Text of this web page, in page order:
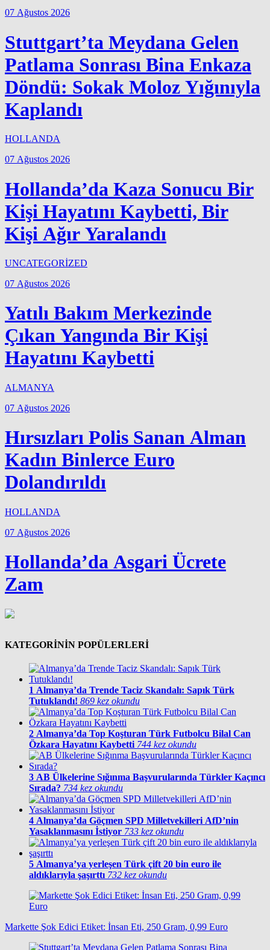
07 Ağustos 2026
Stuttgart’ta Meydana Gelen
Patlama Sonrası Bina Enkaza
Döndü: Sokak Moloz Yığınıyla
Kaplandı
HOLLANDA
07 Ağustos 2026
Hollanda’da Kaza Sonucu Bir
Kişi Hayatını Kaybetti, Bir
Kişi Ağır Yaralandı
UNCATEGORİZED
07 Ağustos 2026
Yatılı Bakım Merkezinde
Çıkan Yangında Bir Kişi
Hayatını Kaybetti
ALMANYA
07 Ağustos 2026
Hırsızları Polis Sanan Alman
Kadın Binlerce Euro
Dolandırıldı
HOLLANDA
07 Ağustos 2026
Hollanda’da Asgari Ücrete
Zam
KATEGORİNİN POPÜLERLERİ
1 Almanya’da Trende Taciz Skandalı: Sapık Türk
Tutuklandı! 869 kez okundu
2 Almanya’da Top Koşturan Türk Futbolcu Bilal Can
Özkara Hayatını Kaybetti 744 kez okundu
3 AB Ülkelerine Sığınma Başvurularında Türkler Kaçıncı
Sırada? 734 kez okundu
4 Almanya’da Göçmen SPD Milletvekilleri AfD’nin
Yasaklanmasını İstiyor 733 kez okundu
5 Almanya’ya yerleşen Türk çift 20 bin euro ile
aldıklarıyla şaşırttı 732 kez okundu
Markette Şok Edici Etiket: İnsan Eti, 250 Gram, 0,99 Euro